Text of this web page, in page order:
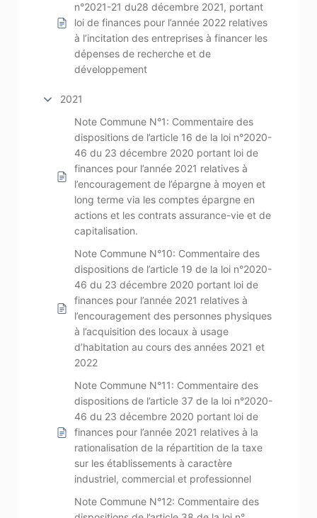
n°2021-21 du28 décembre 2021, portant
loi de finances pour l’année 2022 relatives
à l’incitation des entreprises à financer les
dépenses de recherche et de
développement
2021
Note Commune N°1: Commentaire des
dispositions de l’article 16 de la loi n°2020-
46 du 23 décembre 2020 portant loi de
finances pour l’année 2021 relatives à
l’encouragement de l’épargne à moyen et
long terme via les comptes épargne en
actions et les contrats assurance-vie et de
capitalisation.
Note Commune N°10: Commentaire des
dispositions de l’article 19 de la loi n°2020-
46 du 23 décembre 2020 portant loi de
finances pour l’année 2021 relatives à
l’encouragement des personnes physiques
à l’acquisition des locaux à usage
d’habitation au cours des années 2021 et
2022
Note Commune N°11: Commentaire des
dispositions de l’article 37 de la loi n°2020-
46 du 23 décembre 2020 portant loi de
finances pour l’année 2021 relatives à la
rationalisation de la répartition de la taxe
sur les établissements à caractère
industriel, commercial et professionnel
Note Commune N°12: Commentaire des